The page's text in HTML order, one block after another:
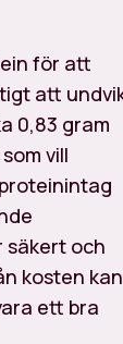
för att
att
0,83 gram
vill
säkert och
kosten kan
ett bra